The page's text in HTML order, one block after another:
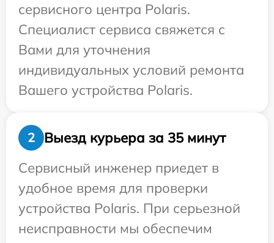
сервисного центра Polaris.
Специалист сервиса свяжется с
Вами для уточнения
индивидуальных условий ремонта
Вашего устройства Polaris.
2
Выезд курьера за 35 минут
Сервисный инженер приедет в
удобное время для проверки
устройства Polaris. При серьезной
неисправности мы обеспечим